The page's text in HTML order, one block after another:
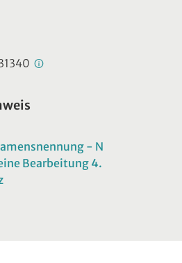
- N
Bearbeitung 4.